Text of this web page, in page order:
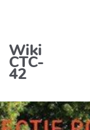
Aller au
Wiki
CTC-
42